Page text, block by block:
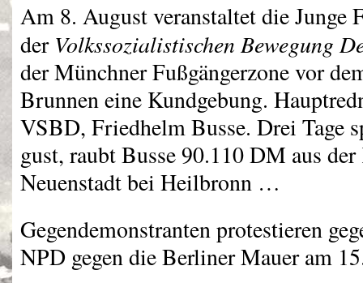
Am 8. August veranstaltet die Junge
der Volkssozialistischen Bewegung
der Münchner Fußgängerzone vor
Brunnen eine Kundgebung.
VSBD, Friedhelm Busse. Drei Tage
gust, raubt Busse 90.110 DM aus der
Neuenstadt bei Heilbronn …
Gegendemonstranten protestieren
NPD gegen die Berliner Mauer am